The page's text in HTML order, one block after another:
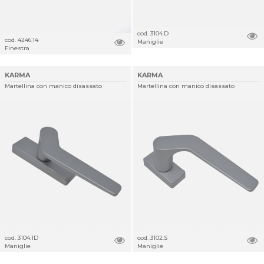
cod. 4246.14
Finestra
cod. 3104.D
Maniglie
KARMA
Martellina con manico disassato
cod. 3104.1D
Maniglie
KARMA
Martellina con manico disassato
cod. 3102.S
Maniglie